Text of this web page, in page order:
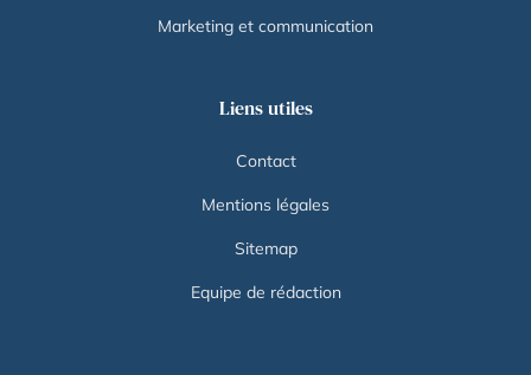
Marketing et communication
Liens utiles
Contact
Mentions légales
Sitemap
Equipe de rédaction